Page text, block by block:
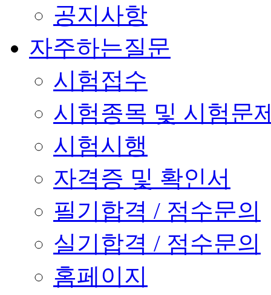
공지사항
자주하는질문
시험접수
시험종목 및 시험문
시험시행
자격증 및 확인서
필기합격 / 점수문의
실기합격 / 점수문의
홈페이지